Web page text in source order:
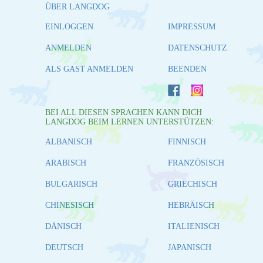
ÜBER LANGDOG
EINLOGGEN
ANMELDEN
ALS GAST ANMELDEN
IMPRESSUM
DATENSCHUTZ
BEENDEN
BEI ALL DIESEN SPRACHEN KANN DICH
LANGDOG BEIM LERNEN UNTERSTÜTZEN:
ALBANISCH
ARABISCH
BULGARISCH
CHINESISCH
DÄNISCH
DEUTSCH
FINNISCH
FRANZÖSISCH
GRIECHISCH
HEBRÄISCH
ITALIENISCH
JAPANISCH